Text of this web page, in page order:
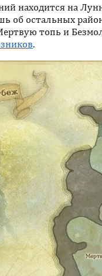
находится на
об остальных
топь и
.